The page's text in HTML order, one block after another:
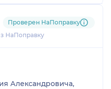
НаПоправку
Проверен НаПоправку
Александровича,